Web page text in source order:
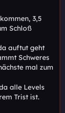
3,5
Schloß
auftut geht
Schweres
mal zum
alle Levels
Trist ist.